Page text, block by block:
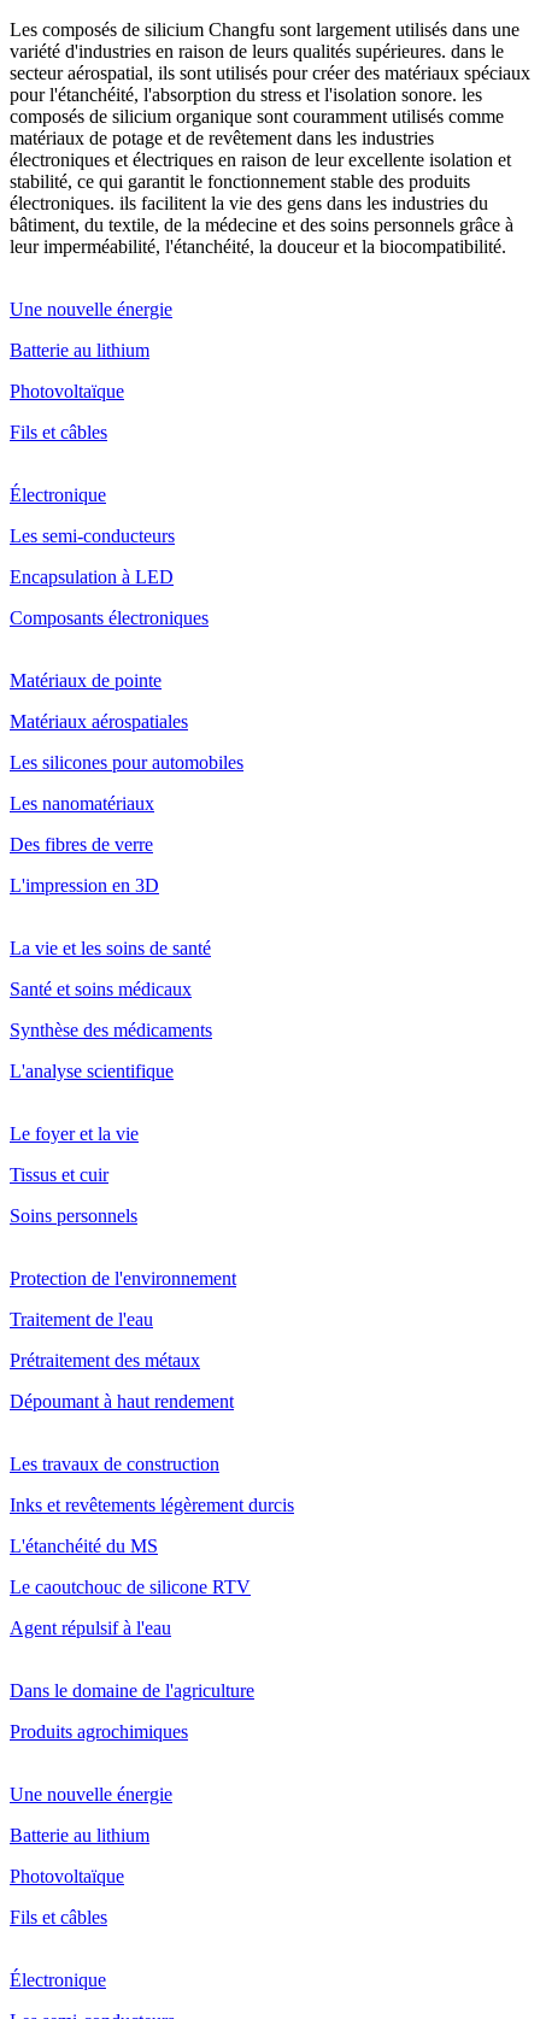
Les composés de silicium Changfu sont largement utilisés dans une
variété d'industries en raison de leurs qualités supérieures. dans le
secteur aérospatial, ils sont utilisés pour créer des matériaux spéciaux
pour l'étanchéité, l'absorption du stress et l'isolation sonore. les
composés de silicium organique sont couramment utilisés comme
matériaux de potage et de revêtement dans les industries
électroniques et électriques en raison de leur excellente isolation et
stabilité, ce qui garantit le fonctionnement stable des produits
électroniques. ils facilitent la vie des gens dans les industries du
bâtiment, du textile, de la médecine et des soins personnels grâce à
leur imperméabilité, l'étanchéité, la douceur et la biocompatibilité.
Une nouvelle énergie
Batterie au lithium
Photovoltaïque
Fils et câbles
Électronique
Les semi-conducteurs
Encapsulation à LED
Composants électroniques
Matériaux de pointe
Matériaux aérospatiales
Les silicones pour automobiles
Les nanomatériaux
Des fibres de verre
L'impression en 3D
La vie et les soins de santé
Santé et soins médicaux
Synthèse des médicaments
L'analyse scientifique
Le foyer et la vie
Tissus et cuir
Soins personnels
Protection de l'environnement
Traitement de l'eau
Prétraitement des métaux
Dépoumant à haut rendement
Les travaux de construction
Inks et revêtements légèrement durcis
L'étanchéité du MS
Le caoutchouc de silicone RTV
Agent répulsif à l'eau
Dans le domaine de l'agriculture
Produits agrochimiques
Une nouvelle énergie
Batterie au lithium
Photovoltaïque
Fils et câbles
Électronique